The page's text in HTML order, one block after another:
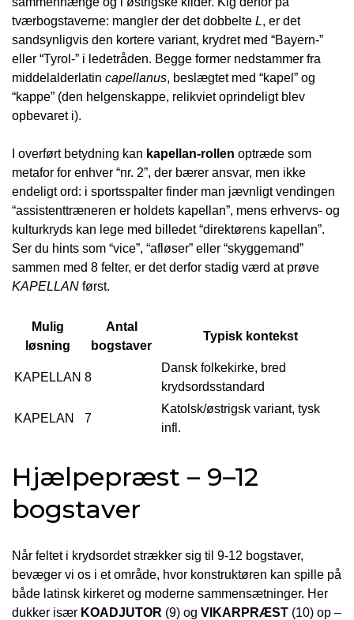
tværbogstaverne: mangler der det dobbelte L, er det
sandsynligvis den kortere variant, krydret med “Bayern-”
eller “Tyrol-” i ledetråden. Begge former nedstammer fra
middelalderlatin capellanus, beslægtet med “kapel” og
“kappe” (den helgenskappe, relikviet oprindeligt blev
opbevaret i).
I overført betydning kan kapellan-rollen optræde som
metafor for enhver “nr. 2”, der bærer ansvar, men ikke
endeligt ord: i sportsspalter finder man jævnligt vendingen
“assistenttræneren er holdets kapellan”, mens erhvervs- og
kulturkryds kan lege med billedet “direktørens kapellan”.
Ser du hints som “vice”, “afløser” eller “skyggemand”
sammen med 8 felter, er det derfor stadig værd at prøve
KAPELLAN først.
Mulig
løsning
Antal
bogstaver
Typisk kontekst
KAPELLAN 8
Dansk folkekirke, bred
krydsordsstandard
KAPELAN 7
Katolsk/østrigsk variant, tysk
infl.
Hjælpepræst – 9–12
bogstaver
Når feltet i krydsordet strækker sig til 9-12 bogstaver,
bevæger vi os i et område, hvor konstruktøren kan spille på
både latinsk kirkeret og moderne sammen­sætninger. Her
dukker især KOADJUTOR (9) og VIKARPRÆST (10) op –